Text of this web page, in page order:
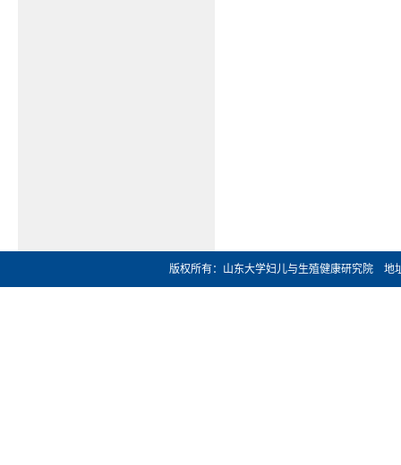
版权所有：山东大学妇儿与生殖健康研究院 地